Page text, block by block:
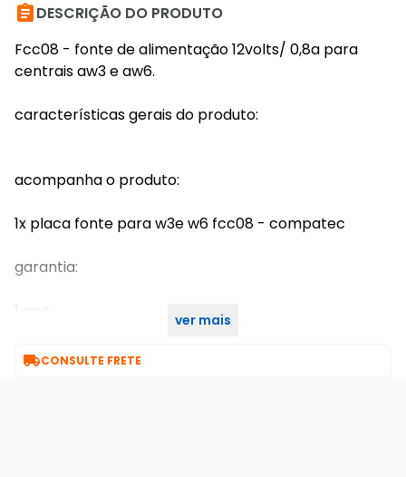
DESCRIÇÃO DO PRODUTO
Fcc08 - fonte de alimentação 12volts/ 0,8a para
centrais aw3 e aw6.
características gerais do produto:
acompanha o produto:
1x placa fonte para w3e w6 fcc08 - compatec
garantia:
1 ano
ver mais
CONSULTE FRETE